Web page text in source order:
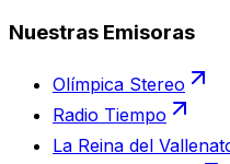
Nuestras Emisoras
Olímpica Stereo
Radio Tiempo
La Reina del